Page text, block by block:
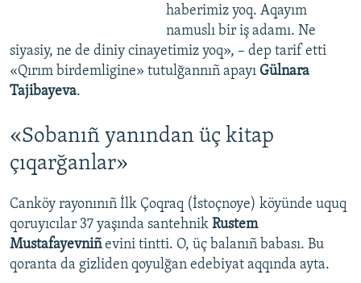
haberimiz yoq. Aqayım
namuslı bir iş adamı. Ne
siyasiy, ne de diniy cinayetimiz yoq», – dep tarif etti
«Qırım birdemligine» tutulğannıñ apayı Gülnara
Tajibayeva.
«Sobanıñ yanından üç kitap
çıqarğanlar»
Canköy rayonınıñ İlk Çoqraq (İstoçnoye) köyünde uquq
qoruyıcılar 37 yaşında santehnik Rustem
Mustafayevniñevini tintti. O, üç balanıñ babası. Bu
qoranta da gizliden qoyulğan edebiyat aqqında ayta.